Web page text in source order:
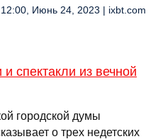
12:00, Июнь 24, 2023 | ixbt.com
спектакли из вечной
городской думы
о трех недетских